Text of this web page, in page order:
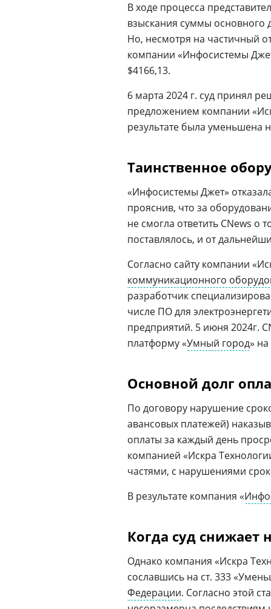
В ходе процесса
взыскания суммы основного
Но, несмотря на частичный
компании «Инфосистемы
$4166,13.
6 марта 2024 г. суд принял
предложением компании
результате была уменьшена
Таинственное
«Инфосистемы Джет»
прояснив, что за
не смогла ответить CNews о
поставлялось, и от
Согласно сайту компании
коммуникационного
разработчик
числе ПО для
предприятий. 5 июня 2024г.
платформу «Умный город» на
Основной долг
По договору нарушение
авансовых платежей)
оплаты за каждый день
компанией «Искра
частями, с нарушениями
В результате компания «
Когда суд снижает
Однако компания «Искра
сославшись на ст. 333
Федерации. Согласно этой